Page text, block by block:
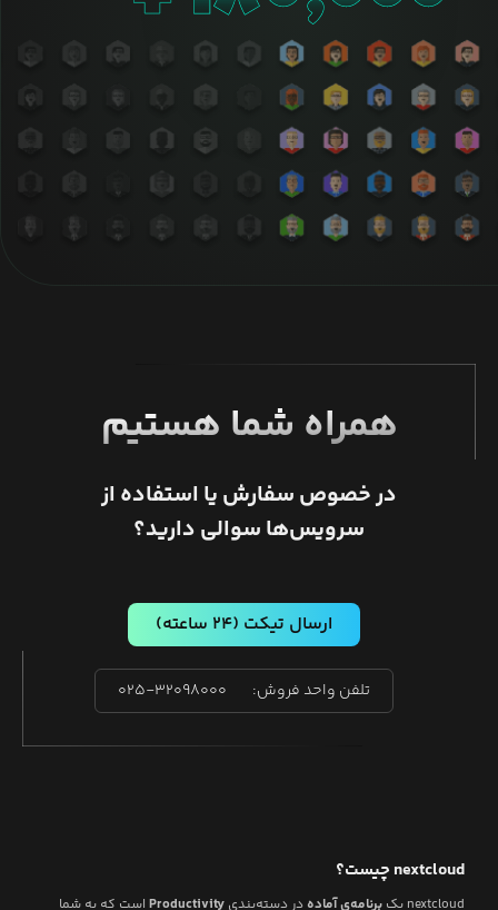
همراه شما هستیم
در خصوص سفارش یا استفاده از
سرویس‌ها سوالی دارید؟
ارسال تیکت (۲۴ ساعته)
تلفن واحد فروش: ۰۲۵-۳۲۰۹۸۰۰۰
nextcloud چیست؟
nextcloud یک برنامه‌ی آمادهدر دسته‌بندی Productivity است که به شما